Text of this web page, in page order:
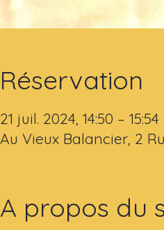
Réservation
21 juil. 2024, 14:50 – 15:54
Au Vieux Balancier, 2
A propos du